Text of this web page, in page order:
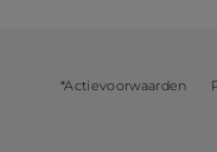
*Actievoorwaarden